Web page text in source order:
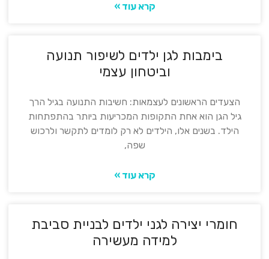
קרא עוד »
בימבות לגן ילדים לשיפור תנועה
וביטחון עצמי
הצעדים הראשונים לעצמאות: חשיבות התנועה בגיל הרך
גיל הגן הוא אחת התקופות המכריעות ביותר בהתפתחות
הילד. בשנים אלו, הילדים לא רק לומדים לתקשר ולרכוש
שפה,
קרא עוד »
חומרי יצירה לגני ילדים לבניית סביבת
למידה מעשירה